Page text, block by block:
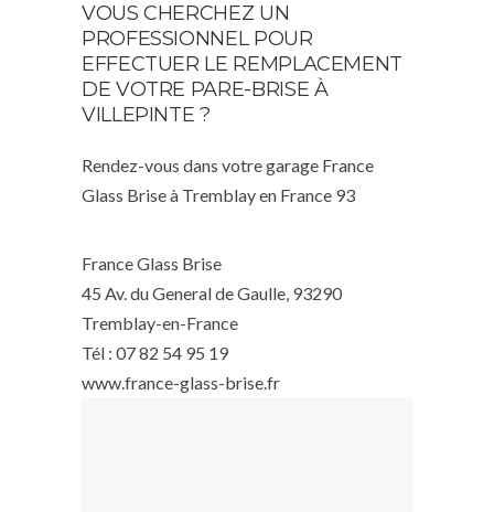
VOUS CHERCHEZ UN
PROFESSIONNEL POUR
EFFECTUER LE REMPLACEMENT
DE VOTRE PARE-BRISE À
VILLEPINTE ?
Rendez-vous dans votre garage France
Glass Brise à Tremblay en France 93
France Glass Brise
45 Av. du General de Gaulle, 93290
Tremblay-en-France
Tél : 07 82 54 95 19
www.france-glass-brise.fr